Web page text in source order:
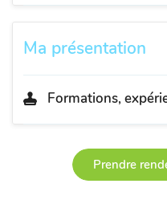
Ma présentation
Formations,
Prendre